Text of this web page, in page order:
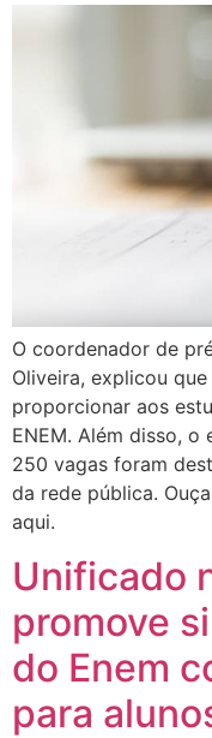
O coordenador de
Oliveira, explicou
proporcionar aos
ENEM. Além disso,
250 vagas foram
da rede pública.
aqui.
Unificado
promove
do Enem
para